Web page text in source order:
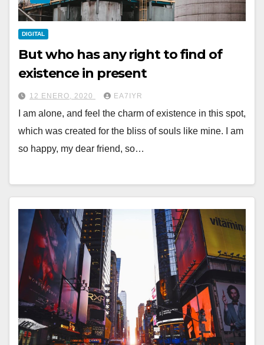
DIGITAL
But who has any right to find of
existence in present
12 ENERO, 2020 EA7IYR
I am alone, and feel the charm of existence in this spot,
which was created for the bliss of souls like mine. I am
so happy, my dear friend, so…